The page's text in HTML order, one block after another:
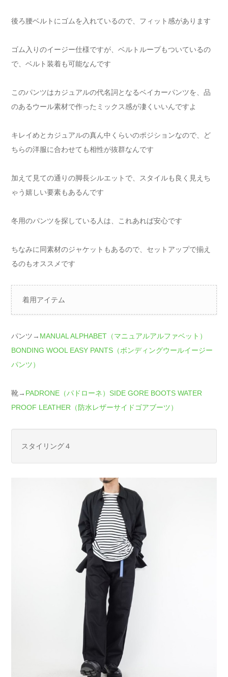
後ろ腰ベルトにゴムを入れているので、フィット感があります
ゴム入りのイージー仕様ですが、ベルトループもついているの
で、ベルト装着も可能なんです
このパンツはカジュアルの代名詞となるベイカーパンツを、品
のあるウール素材で作ったミックス感が凄くいいんですよ
キレイめとカジュアルの真ん中くらいのポジションなので、ど
ちらの洋服に合わせても相性が抜群なんです
加えて見ての通りの脚長シルエットで、スタイルも良く見えち
ゃう嬉しい要素もあるんです
冬用のパンツを探している人は、これあれば安心です
ちなみに同素材のジャケットもあるので、セットアップで揃え
るのもオススメです
着用アイテム
パンツ→ MANUAL ALPHABET（マニュアルアルファベット）
BONDING WOOL EASY PANTS（ボンディングウールイージー
パンツ）
靴→ PADRONE（パドローネ）SIDE GORE BOOTS WATER
PROOF LEATHER（防水レザーサイドゴアブーツ）
スタイリング４